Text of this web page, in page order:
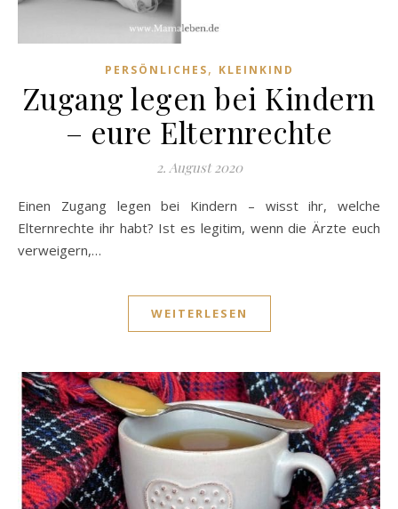
PERSÖNLICHES, KLEINKIND
Zugang legen bei Kindern
– eure Elternrechte
2. August 2020
Einen Zugang legen bei Kindern – wisst ihr, welche
Elternrechte ihr habt? Ist es legitim, wenn die Ärzte euch
verweigern,…
WEITERLESEN